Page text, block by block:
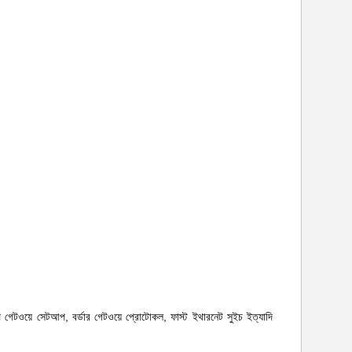
গেটওয়ে সেটআপ, বর্ডার গেটওয়ে প্রোটোকল, ফাস্ট ইথারনেট সুইচইত্যাদি